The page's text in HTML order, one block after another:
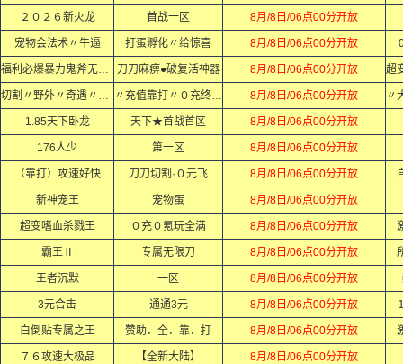
２０２６新火龙 首战一区 8月/8日/06点00分开放
宠物会法术〃牛逼 打蛋孵化〃给惊喜 8月/8日/06点00分开放
福利必爆暴力鬼斧无限刀 刀刀麻痹●破复活神器 8月/8日/06点00分开放
切割〃野外〃奇遇〃秘境 〃充值靠打〃０充终极〃 8月/8日/06点00分开放
1.85天下卧龙 天下★首战首区 8月/8日/06点00分开放
176人少 第一区 8月/8日/06点00分开放
（靠打）攻速好快 刀刀切割·０元飞 8月/8日/06点00分开放
新神宠王 宠物蛋 8月/8日/06点00分开放
超变嗜血杀戮王 ０充０氪玩全满 8月/8日/06点00分开放
霸王Ⅱ 专属无限刀 8月/8日/06点00分开放
王者沉默 一区 8月/8日/06点00分开放
3元合击 通通3元 8月/8日/06点00分开放
白倒贴专属之王 赞助．全．靠．打 8月/8日/06点00分开放
７６攻速大极品 【全新大陆】 8月/8日/06点00分开放